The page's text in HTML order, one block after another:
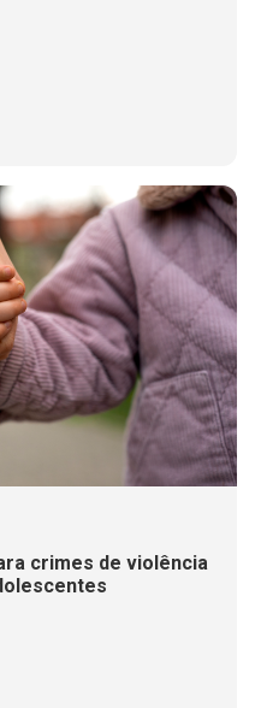
crimes de violência